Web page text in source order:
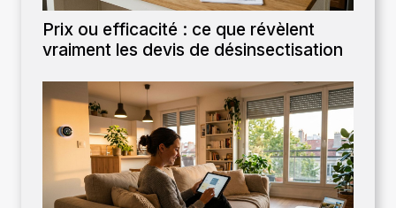
Prix ou efficacité : ce que révèlent
vraiment les devis de désinsectisation